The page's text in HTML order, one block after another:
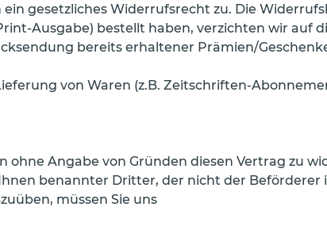
ein gesetzliches Widerrufsrecht zu. Die
Ausgabe) bestellt haben, verzichten wir auf
bereits erhaltener Prämien/
von Waren (z.B. Zeitschriften-
ohne Angabe von Gründen diesen Vertrag zu
benannter Dritter, der nicht der
müssen Sie uns